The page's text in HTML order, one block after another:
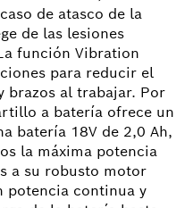
de atasco de la
de las lesiones
función Vibration
para reducir el
brazos al trabajar. Por
a batería ofrece un
batería 18V de 2,0 Ah,
la máxima potencia
a su robusto motor
potencia continua y